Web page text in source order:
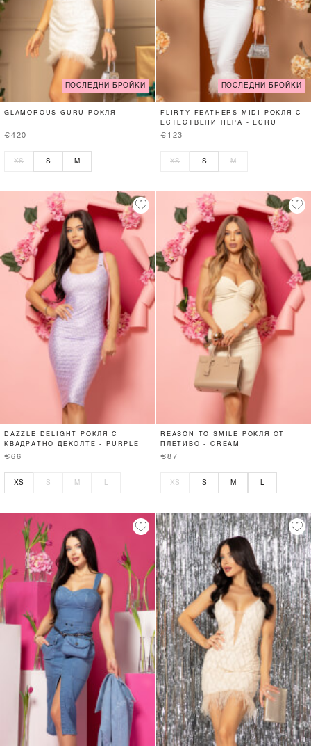
ПОСЛЕДНИ БРОЙКИ
GLAMOROUS GURU РОКЛЯ
€420
XS S M
ПОСЛЕДНИ БРОЙКИ
FLIRTY FEATHERS MIDI РОКЛЯ С
ЕСТЕСТВЕНИ ПЕРА - ECRU
€123
XS S M
DAZZLE DELIGHT РОКЛЯ С
КВАДРАТНО ДЕКОЛТЕ - PURPLE
€66
XS S M L
REASON TO SMILE РОКЛЯ ОТ
ПЛЕТИВО - CREAM
€87
XS S M L